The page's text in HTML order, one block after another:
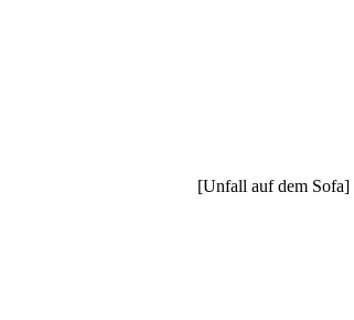
[Unfall auf dem Sofa]